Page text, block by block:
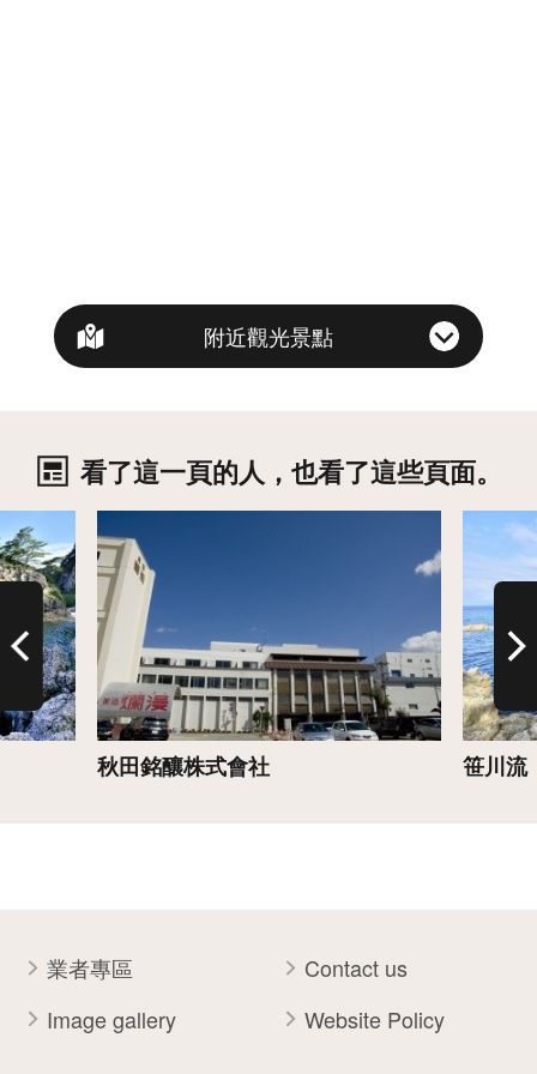
附近觀光景點
看了這一頁的人，也看了這些頁面。
秋田銘釀株式會社 笹川流
詳情
業者專區
Contact us
Image gallery
Website Policy